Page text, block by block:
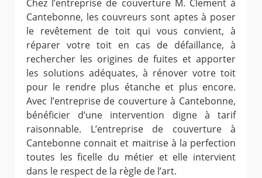
Chez l’entreprise de couverture M. Clement à
Cantebonne, les couvreurs sont aptes à poser
le revêtement de toit qui vous convient, à
réparer votre toit en cas de défaillance, à
rechercher les origines de fuites et apporter
les solutions adéquates, à rénover votre toit
pour le rendre plus étanche et plus encore.
Avec l’entreprise de couverture à Cantebonne,
bénéficier d’une intervention digne à tarif
raisonnable. L’entreprise de couverture à
Cantebonne connait et maitrise à la perfection
toutes les ficelle du métier et elle intervient
dans le respect de la règle de l’art.